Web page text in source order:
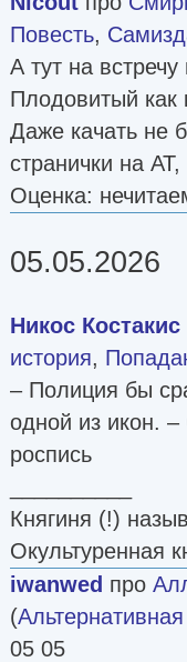
Повесть,
А тут на встречу
Плодовитый как
Даже качать не
странички на
Оценка:
05.05.2026
Никос Костакис
история,
– Полиция бы
одной из икон.
роспись
Княгиня (!)
Окультуренная
iwanwed про
(
05 05